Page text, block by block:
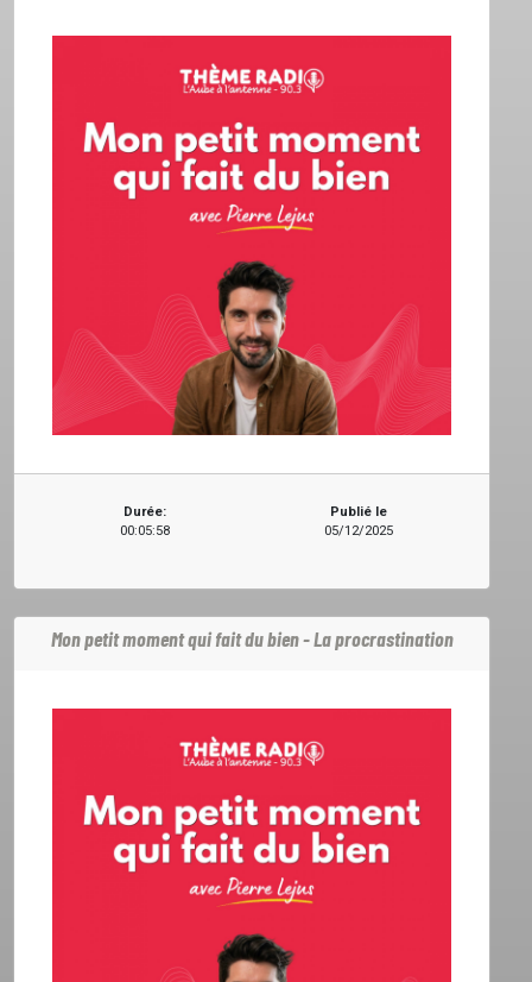
GRILLE
PODCASTS
EMISSIONS
PROJETS
LOCATION STUDIO
PUBLICITÉ
CONTACT
Durée:
00:05:58
Publié le
05/12/2025
Mon petit moment qui fait du bien - La procrastination